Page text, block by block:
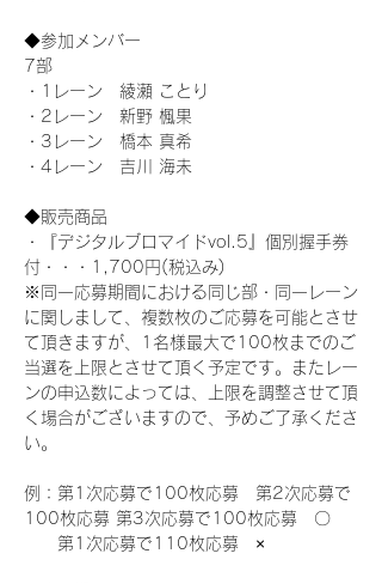
◆参加メンバー
7部
・1レーン　綾瀬 ことり
・2レーン　新野 楓果
・3レーン　橋本 真希
・4レーン　吉川 海未
◆販売商品
・『デジタルブロマイドvol.5』個別握手券
付・・・1,700円(税込み)
※同一応募期間における同じ部・同一レーン
に関しまして、複数枚のご応募を可能とさせ
て頂きますが、1名様最大で100枚までのご
当選を上限とさせて頂く予定です。またレー
ンの申込数によっては、上限を調整させて頂
く場合がございますので、予めご了承くださ
い。
例：第1次応募で100枚応募　第2次応募で
100枚応募 第3次応募で100枚応募　〇
第1次応募で110枚応募　×